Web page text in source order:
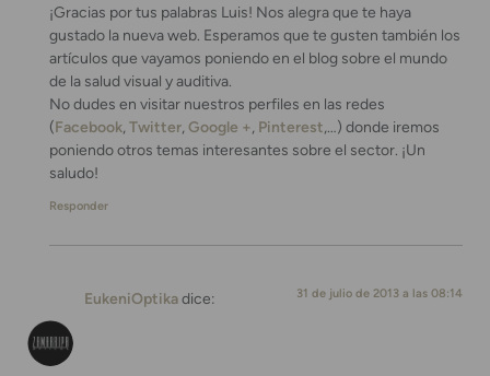
¡Gracias por tus palabras Luis! Nos alegra que te haya
gustado la nueva web. Esperamos que te gusten también los
artículos que vayamos poniendo en el blog sobre el mundo
de la salud visual y auditiva.
No dudes en visitar nuestros perfiles en las redes
(Facebook,Twitter,Google +, Pinterest,…) donde iremos
poniendo otros temas interesantes sobre el sector. ¡Un
saludo!
Responder
EukeniOptikadice: 31 de julio de 2013 a las 08:14